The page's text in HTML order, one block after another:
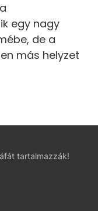
egy nagy
de a
más helyzet
tartalmazzák!